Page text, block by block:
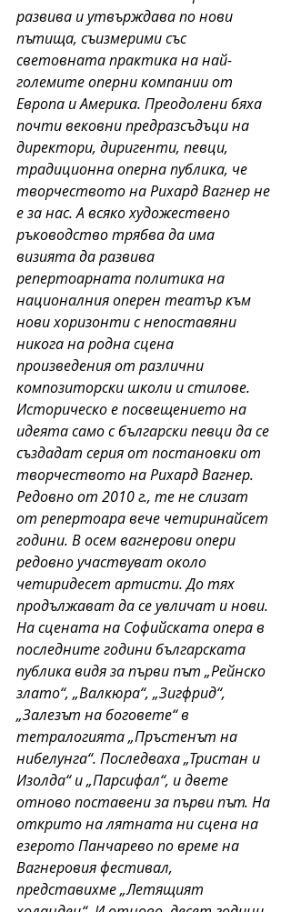
развива и утвърждава по нови
пътища, съизмерими със
световната практика на най-
големите оперни компании от
Европа и Америка. Преодолени бяха
почти вековни предразсъдъци на
директори, диригенти, певци,
традиционна оперна публика, че
творчеството на Рихард Вагнер не
е за нас. А всяко художествено
ръководство трябва да има
визията да развива
репертоарната политика на
националния оперен театър към
нови хоризонти с непоставяни
никога на родна сцена
произведения от различни
композиторски школи и стилове.
Историческо е посвещението на
идеята само с български певци да се
създадат серия от постановки от
творчеството на Рихард Вагнер.
Редовно от 2010 г., те не слизат
от репертоара вече четиринайсет
години. В осем вагнерови опери
редовно участвуват около
четиридесет артисти. До тях
продължават да се увличат и нови.
На сцената на Софийската опера в
последните години българската
публика видя за първи път „Рейнско
злато“, „Валкюра“, „Зигфрид“,
„Залезът на боговете“ в
тетралогията „Пръстенът на
нибелунга“. Последваха „Тристан и
Изолда“ и „Парсифал“, и двете
отново поставени за първи път. На
открито на лятната ни сцена на
езерото Панчарево по време на
Вагнеровия фестивал,
представихме „Летящият